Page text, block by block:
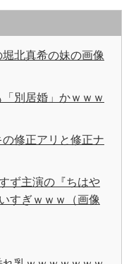
北真希の妹の画像
「別居婚」かｗｗｗ
の修正アリと修正ナ
ず主演の『ちはや
すぎｗｗｗ（画像